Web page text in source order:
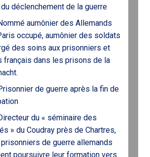
déclenchement de la guerre
aumônier des Allemands
occupé, aumônier des soldats
des soins aux prisonniers et
français dans les prisons de la
de guerre après la fin de
du « séminaire des
» du Coudray près de Chartres,
de guerre allemands
poursuivre leur formation vers